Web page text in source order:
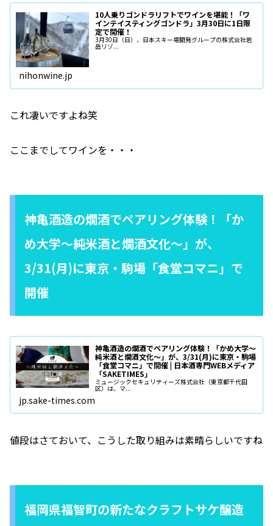
10人乗りゴンドラリフトでワインを堪能！「ワ
インテイスティングゴンドラ」3月30日に1日限
定で開催！
3月30日（日）、日本スキー場開発グループの株式会社岩
岳リゾ...
nihonwine.jp
これ凄いですよね笑
ここまでしてワインを・・・
神亀酒造の燗酒でペアリング体験！「か
め大学～純米酒と燗酒文化～」が、
3/31(月)に東京・駒場「食堂コマニ」で
開催
神亀酒造の燗酒でペアリング体験！「かめ大学～
純米酒と燗酒文化～」が、3/31(月)に東京・駒場
「食堂コマニ」で開催 | 日本酒専門WEBメディア
「SAKETIMES」
ミュージックセキュリティーズ株式会社（東京都千代田
区）は、マ...
jp.sake-times.com
値段はさておいて、こうした取り組みは素晴らしいですね
福岡県福智町の新たなクラフトサケ醸造